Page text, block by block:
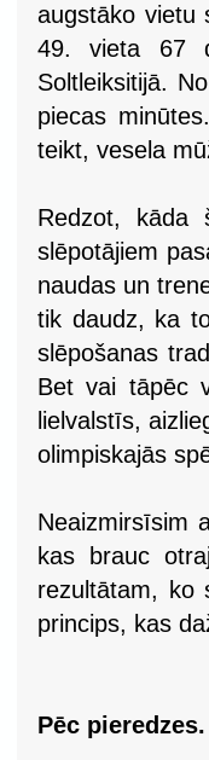
augstāko vietu
49. vieta 67
Soltleiksitijā.
piecas
teikt, vesela
Redzot, kāda
slēpotājiem
naudas un
tik daudz, ka
slēpošanas
Bet vai tāpēc
lielvalstīs,
olimpiskajās
Neaizmirsīsim
kas brauc
rezultātam, ko
princips, kas
Pēc